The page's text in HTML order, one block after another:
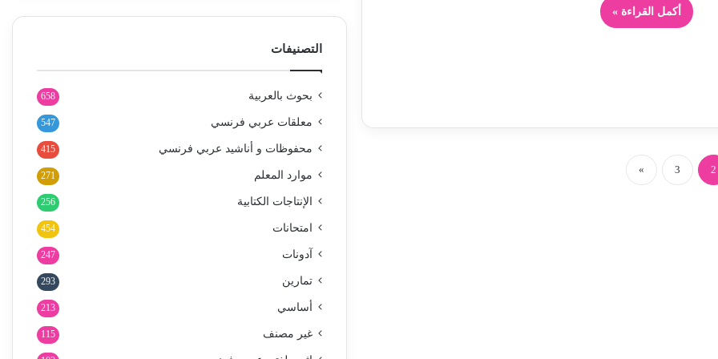
أكمل القراءة »
2
3
»
التصنيفات
بحوث بالعربية 658
معلقات عربي فرنسي 547
محفوظات و أناشيد عربي فرنسي 415
موارد المعلم 271
الإنتاجات الكتابية 256
امتحانات 454
آدونات 247
تمارين 293
أساسي 213
غير مصنف 115